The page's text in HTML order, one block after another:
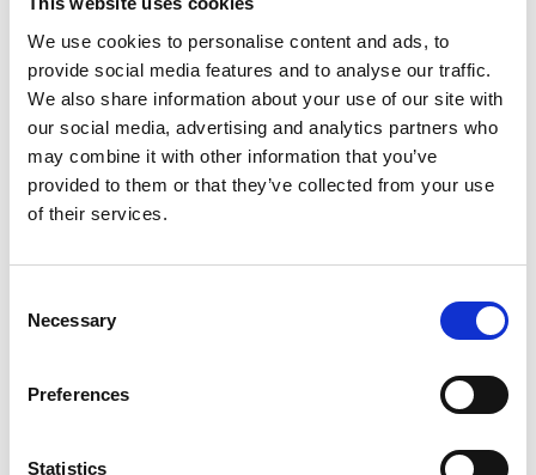
We use cookies to personalise content and ads, to
provide social media features and to analyse our traffic.
We also share information about your use of our site with
our social media, advertising and analytics partners who
may combine it with other information that you’ve
provided to them or that they’ve collected from your use
of their services.
Selection
Necessary
Preferences
Statistics
Model/varenr.: 61N245631000
160,70 DKK
Læg i kurv
Yamaha F60A / FT60B fra/efter 2004
Passer til følgende modeller.: Yamaha F60A / FT60B fra/efter 2004
Er du i tvivl er du altid velkommen til at ringe til vores support på 30 36
skifte det, kan vi tilbyde autoriseret service af din motor. Ring gerne for